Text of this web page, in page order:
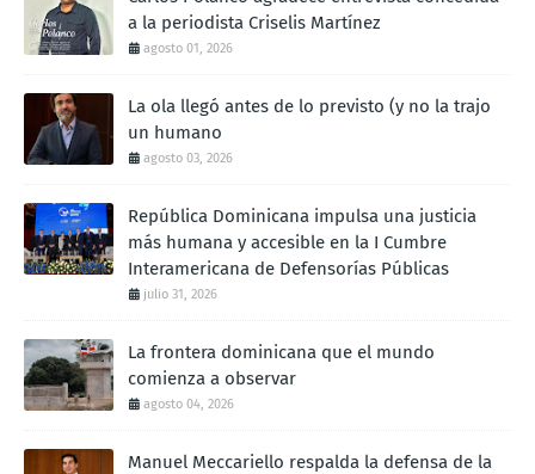
a la periodista Criselis Martínez
agosto 01, 2026
La ola llegó antes de lo previsto (y no la trajo
un humano
agosto 03, 2026
República Dominicana impulsa una justicia
más humana y accesible en la I Cumbre
Interamericana de Defensorías Públicas
julio 31, 2026
La frontera dominicana que el mundo
comienza a observar
agosto 04, 2026
Manuel Meccariello respalda la defensa de la